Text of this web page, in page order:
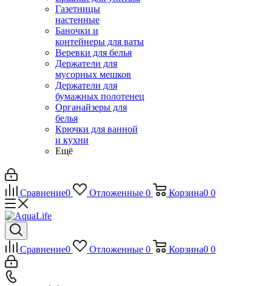
Газетницы
настенные
Баночки и
контейнеры для ваты
Веревки для белья
Держатели для
мусорных мешков
Держатели для
бумажных полотенец
Органайзеры для
белья
Крючки для ванной
и кухни
Ещё
Сравнение0 Отложенные 0 Корзина0 0
Сравнение0 Отложенные 0 Корзина0 0